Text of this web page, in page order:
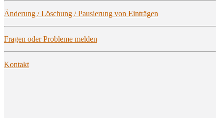
Ände­rung / Löschung / Pau­sie­rung von Einträgen
Fra­gen oder Pro­ble­me melden
Kon­takt